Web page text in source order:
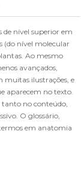
nível superior em
(do nível molecular
Ao mesmo
avançados,
muitas ilustrações, e
aparecem no texto.
no conteúdo,
O glossário,
em anatomia